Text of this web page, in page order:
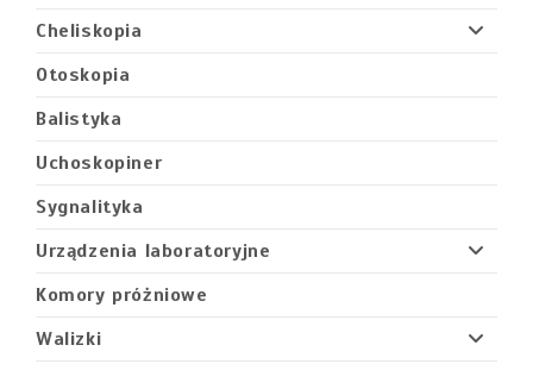
Cheliskopia
Otoskopia
Balistyka
Uchoskopiner
Sygnalityka
Urządzenia laboratoryjne
Komory próżniowe
Walizki